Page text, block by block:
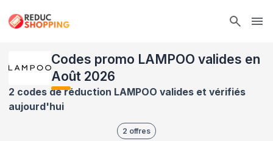
Codes promo LAMPOO valides en
Août 2026
2 codes de réduction LAMPOO valides et vérifiés
aujourd'hui
2 offres